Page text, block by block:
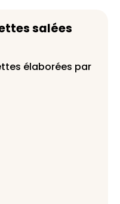
salées
élaborées par